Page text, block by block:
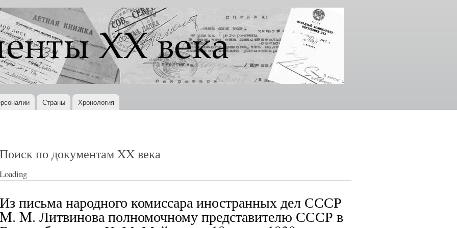
Перейти к
основному
содержанию
Страны Хронология
Поиск по документам XX века
Loading
Из письма народного комиссара иностранных дел СССР
M. M. Литвинова полномочному представителю СССР в